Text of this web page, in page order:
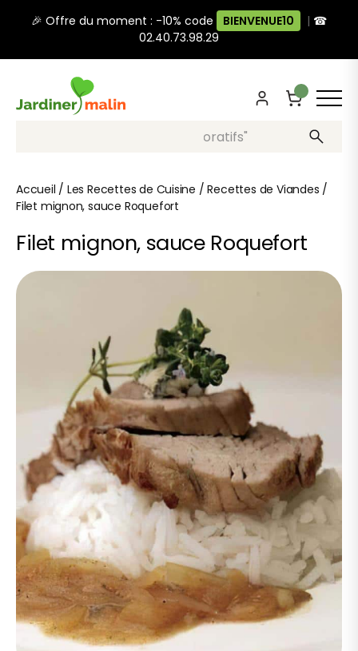
🎉 Offre du moment : -10% code BIENVENUE10 | ☎
02.40.73.98.29
Recherche, ex: "pots décoratifs"
Accueil / Les Recettes de Cuisine /Recettes de Viandes /
Filet mignon, sauce Roquefort
Filet mignon, sauce Roquefort